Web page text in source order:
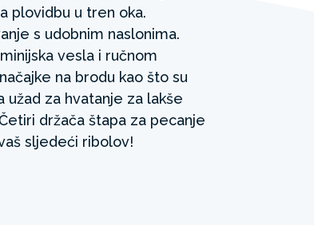
plovidbu u tren oka.
s udobnim naslonima.
vesla i ručnom
na brodu kao što su
užad za hvatanje za lakše
držača štapa za pecanje
sljedeći ribolov!